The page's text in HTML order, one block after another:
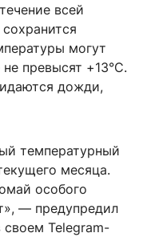
всей
могут
превысят +13°C.
дожди,
температурный
месяца.
особого
— предупредил
Telegram-